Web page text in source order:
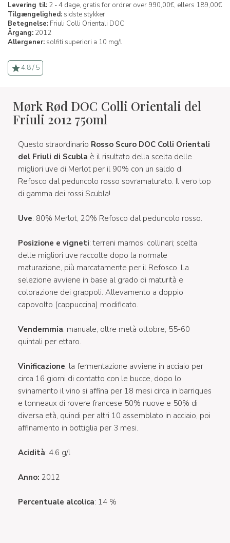
Levering til: 2 - 4 dage, gratis for ordrer over 990,00€, ellers 189,00€
Tilgængelighed: sidste stykker
Betegnelse: Friuli Colli Orientali DOC
Årgang: 2012
Allergener: solfiti superiori a 10 mg/l
4.8 / 5
Mørk Rød DOC Colli Orientali del
Friuli 2012 750ml
Questo straordinario Rosso Scuro DOC Colli Orientali
del Friuli di Scubla è il risultato della scelta delle
migliori uve di Merlot per il 90% con un saldo di
Refosco dal peduncolo rosso sovramaturato. Il vero top
di gamma dei rossi Scubla!
Uve: 80% Merlot, 20% Refosco dal peduncolo rosso.
Posizione e vigneti: terreni marnosi collinari; scelta
delle migliori uve raccolte dopo la normale
maturazione, più marcatamente per il Refosco. La
selezione avviene in base al grado di maturità e
colorazione dei grappoli. Allevamento a doppio
capovolto (cappuccina) modificato.
Vendemmia: manuale, oltre metà ottobre; 55-60
quintali per ettaro.
Vinificazione: la fermentazione avviene in acciaio per
circa 16 giorni di contatto con le bucce, dopo lo
svinamento il vino si affina per 18 mesi circa in barriques
e tonneaux di rovere francese 50% nuove e 50% di
diversa età, quindi per altri 10 assemblato in acciaio, poi
affinamento in bottiglia per 3 mesi.
Acidità: 4.6 g/l
Anno: 2012
Percentuale alcolica: 14 %